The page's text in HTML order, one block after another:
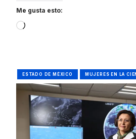
Me gusta esto:
Loading…
ESTADO DE MÉXICO MUJERES EN LA